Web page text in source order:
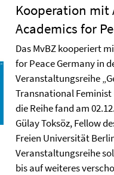
Kooperation mit
Academics for
Das MvBZ kooperiert
for Peace Germany in
Veranstaltungsreihe
Transnational
die Reihe fand am
Gülay Toksöz, Fellow
Freien Universität
Veranstaltungsreihe
bis auf weiteres